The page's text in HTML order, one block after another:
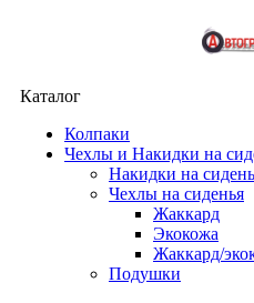
Каталог
Колпаки
Чехлы и Накидки на
Накидки на
Чехлы на сиденья
Жаккард
Экокожа
Жаккард/
Подушки